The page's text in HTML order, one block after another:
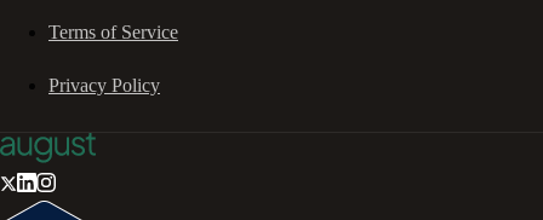
Terms of Service
Privacy Policy